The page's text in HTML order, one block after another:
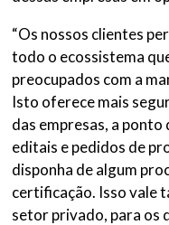
“Os nossos clientes
todo o ecossistema
preocupados com a
Isto oferece mais
das empresas, a ponto
editais e pedidos de
disponha de algum
certificação. Isso vale
setor privado, para os